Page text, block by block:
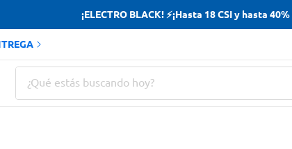
¡ELECTRO BLACK! ⚡¡Hasta 18 CSI y hasta
¿Qué estás buscando hoy?